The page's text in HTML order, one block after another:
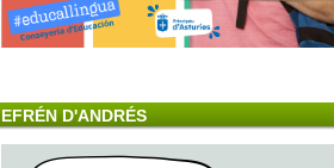
EFRÉN D'ANDRÉS